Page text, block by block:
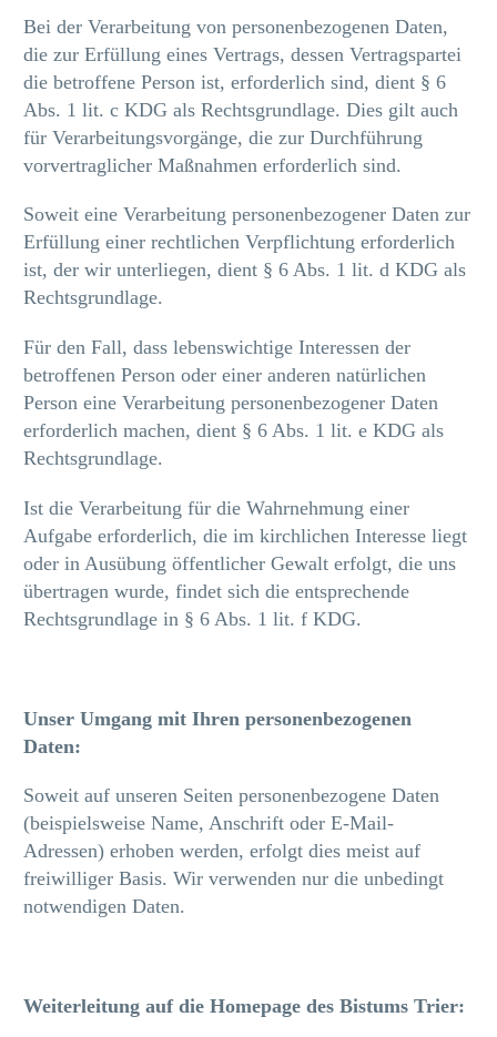
Bei der Verarbeitung von personenbezogenen Daten,
die zur Erfüllung eines Vertrags, dessen Vertragspartei
die betroffene Person ist, erforderlich sind, dient § 6
Abs. 1 lit. c KDG als Rechtsgrundlage. Dies gilt auch
für Verarbeitungsvorgänge, die zur Durchführung
vorvertraglicher Maßnahmen erforderlich sind.
Soweit eine Verarbeitung personenbezogener Daten zur
Erfüllung einer rechtlichen Verpflichtung erforderlich
ist, der wir unterliegen, dient § 6 Abs. 1 lit. d KDG als
Rechtsgrundlage.
Für den Fall, dass lebenswichtige Interessen der
betroffenen Person oder einer anderen natürlichen
Person eine Verarbeitung personenbezogener Daten
erforderlich machen, dient § 6 Abs. 1 lit. e KDG als
Rechtsgrundlage.
Ist die Verarbeitung für die Wahrnehmung einer
Aufgabe erforderlich, die im kirchlichen Interesse liegt
oder in Ausübung öffentlicher Gewalt erfolgt, die uns
übertragen wurde, findet sich die entsprechende
Rechtsgrundlage in § 6 Abs. 1 lit. f KDG.
Unser Umgang mit Ihren personenbezogenen
Daten:
Soweit auf unseren Seiten personenbezogene Daten
(beispielsweise Name, Anschrift oder E-Mail-
Adressen) erhoben werden, erfolgt dies meist auf
freiwilliger Basis. Wir verwenden nur die unbedingt
notwendigen Daten.
Weiterleitung auf die Homepage des Bistums Trier: